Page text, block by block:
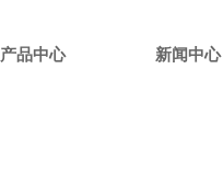
产品中心 新闻中心